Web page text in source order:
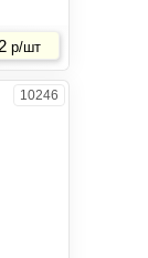
р/шт
10246